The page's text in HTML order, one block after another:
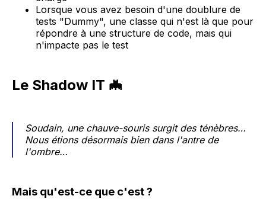
Lorsque vous avez besoin d'une doublure de
tests "Dummy", une classe qui n'est là que pour
répondre à une structure de code, mais qui
n'impacte pas le test
Le Shadow IT 🦇
Soudain, une chauve-souris surgit des ténèbres…
Nous étions désormais bien dans l'antre de
l'ombre…
Mais qu'est-ce que c'est ?